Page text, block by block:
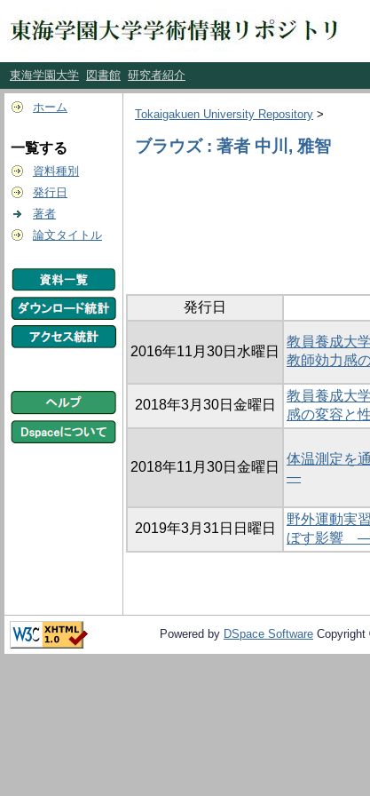
東海学園大学 図書館 研究者紹介
ホーム
一覧する
資料種別
発行日
著者
論文タイトル
Tokaigakuen University Repository >
ブラウズ : 著者 中川, 雅智
発行日
2016年11月30日水曜日
教員養成大
教師効力感
2018年3月30日金曜日
教員養成大
感の変容と
2018年11月30日金曜日
体温測定を
―
2019年3月31日日曜日
野外運動実
ぼす影響 ―
Powered by DSpace Software Copyright